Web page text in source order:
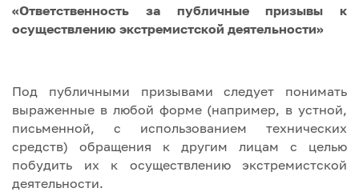
«Ответственность за публичные призывы к
осуществлению экстремистской деятельности»
Под публичными призывами следует понимать
выраженные в любой форме (например, в устной,
письменной, с использованием технических
средств) обращения к другим лицам с целью
побудить их к осуществлению экстремистской
деятельности.